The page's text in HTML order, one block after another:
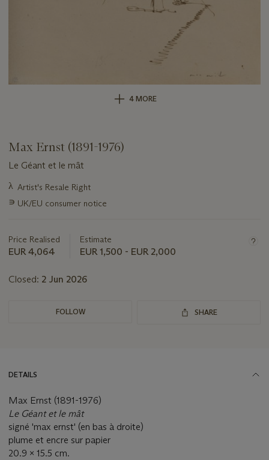
4 MORE
Max Ernst (1891-1976)
Le Géant et le mât
Important
about
λ Artist's Resale Right
∍ UK/EU consumer notice
Price Realised
EUR 4,064
Estimate
EUR 1,500 - EUR 2,000
Closed: 2 Jun 2026
FOLLOW SHARE
DETAILS
Max Ernst (1891-1976)
Le Géant et le mât
signé 'max ernst' (en bas à droite)
plume et encre sur papier
20.9 x 15.5 cm.